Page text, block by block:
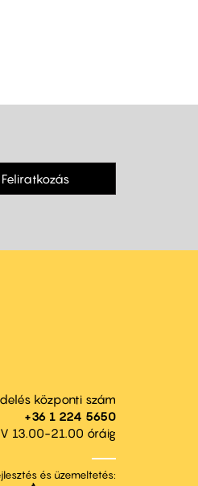
Feliratkozás
központi szám
+36 1 224 5650
13.00-21.00 óráig
és üzemeltetés: